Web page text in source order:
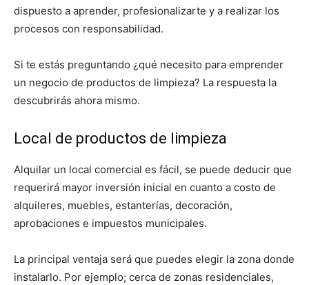
dispuesto a aprender, profesionalizarte y a realizar los
procesos con responsabilidad.
Si te estás preguntando ¿qué necesito para emprender
un negocio de productos de limpieza? La respuesta la
descubrirás ahora mismo.
Local de productos de limpieza
Alquilar un local comercial es fácil, se puede deducir que
requerirá mayor inversión inicial en cuanto a costo de
alquileres, muebles, estanterías, decoración,
aprobaciones e impuestos municipales.
La principal ventaja será que puedes elegir la zona donde
instalarlo. Por ejemplo; cerca de zonas residenciales,